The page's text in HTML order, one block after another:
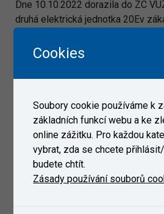
Dne 10.10.2022 dorazila do ZC
druhá elektrická jednotka 20Ev
Galerie
Cookies
Soubory cookie používáme k
základních funkcí webu a ke
online zážitku. Pro každou
vybrat, zda se chcete
budete chtít.
Zásady používání souborů